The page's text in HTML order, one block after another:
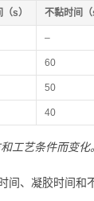
s） 不黏时间（
–
60
50
40
工艺条件而变化。
间、凝胶时间